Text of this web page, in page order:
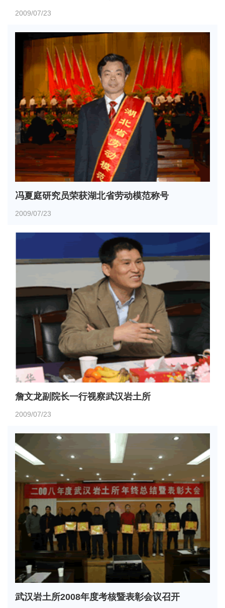
2009/07/23
冯夏庭研究员荣获湖北省劳动模范称号
2009/07/23
詹文龙副院长一行视察武汉岩土所
2009/07/23
武汉岩土所2008年度考核暨表彰会议召开